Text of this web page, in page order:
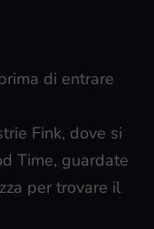
di entrare
Fink, dove si
Time, guardate
per trovare il